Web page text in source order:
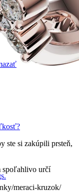
ste si zakúpili prsteň,
spoľahlivo určí
meraci-kruzok/